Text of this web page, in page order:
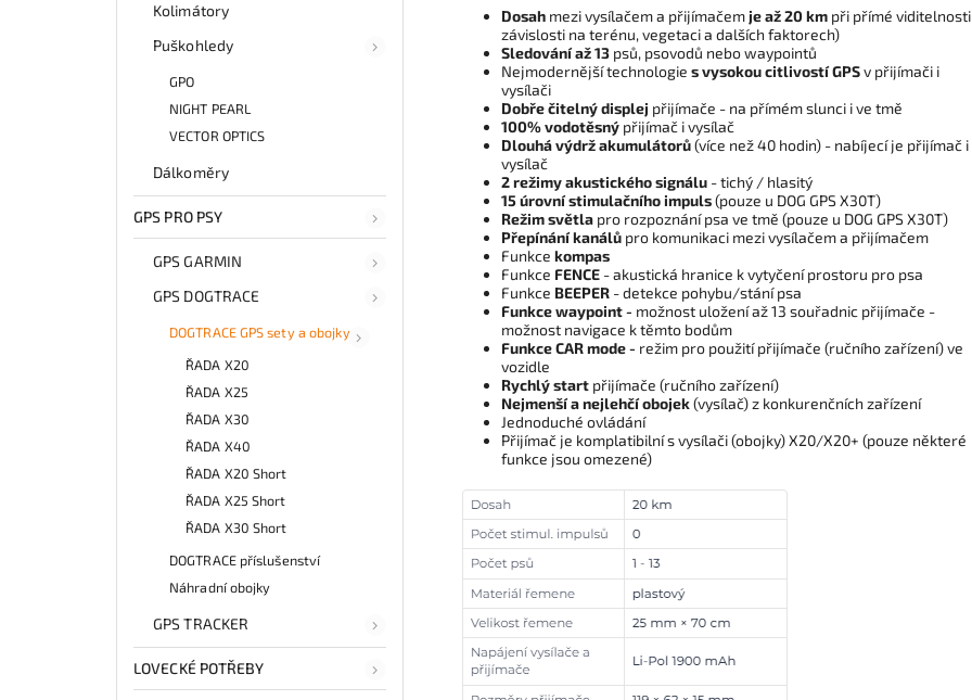
Kolimátory
Puškohledy
GPO
NIGHT PEARL
VECTOR OPTICS
Dálkoměry
GPS PRO PSY
GPS GARMIN
GPS DOGTRACE
DOGTRACE GPS sety a obojky
ŘADA X20
ŘADA X25
ŘADA X30
ŘADA X40
ŘADA X20 Short
ŘADA X25 Short
ŘADA X30 Short
DOGTRACE příslušenství
Náhradní obojky
GPS TRACKER
LOVECKÉ POTŘEBY
Dosah mezi vysílačem a přijímačem je až 20 km při přímé viditelnosti
závislosti na terénu, vegetaci a dalších faktorech)
Sledování až 13 psů, psovodů nebo waypointů
Nejmodernější technologie s vysokou citlivostí GPSv přijímači i
vysílači
Dobře čitelný displej přijímače - na přímém slunci i ve tmě
100% vodotěsný přijímač i vysílač
Dlouhá výdrž akumulátorů(více než 40 hodin) - nabíjecí je přijímač i
vysílač
2 režimy akustického signálu - tichý / hlasitý
15 úrovní stimulačního impuls(pouze u DOG GPS X30T)
Režim světla pro rozpoznání psa ve tmě (pouze u DOG GPS X30T)
Přepínání kanálů pro komunikaci mezi vysílačem a přijímačem
Funkce kompas
Funkce FENCE - akustická hranice k vytyčení prostoru pro psa
Funkce BEEPER - detekce pohybu/stání psa
Funkce waypoint- možnost uložení až 13 souřadnic přijímače -
možnost navigace k těmto bodům
Funkce CAR mode - režim pro použití přijímače (ručního zařízení) ve
vozidle
Rychlý start přijímače (ručního zařízení)
Nejmenší a nejlehčí obojek(vysílač) z konkurenčních zařízení
Jednoduché ovládání
Přijímač je komplatibilní s vysílači (obojky) X20/X20+ (pouze některé
funkce jsou omezené)